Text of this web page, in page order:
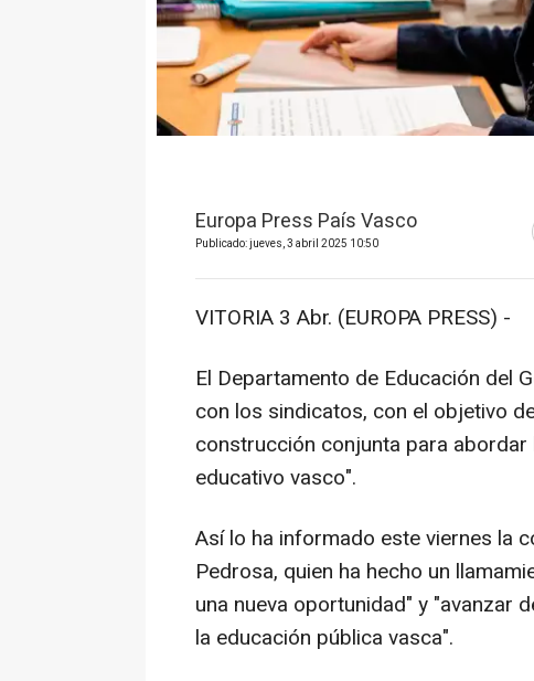
Europa Press País Vasco
Publicado: jueves, 3 abril 2025 10:50
VITORIA 3 Abr. (EUROPA PRESS) -
El Departamento de Educación del
con los sindicatos, con el objetivo
construcción conjunta para
educativo vasco".
Así lo ha informado este viernes la
Pedrosa, quien ha hecho un
una nueva oportunidad" y "avanzar
la educación pública vasca".